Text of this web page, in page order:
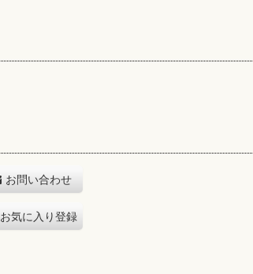
お問い合わせ
お気に入り登録